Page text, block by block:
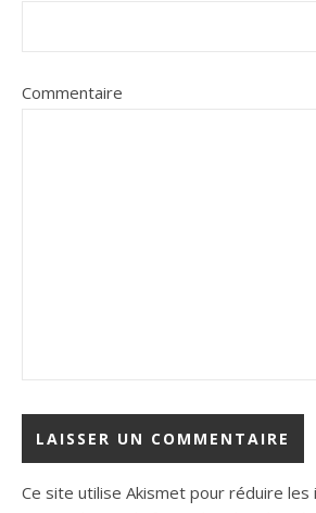
Commentaire
Ce site utilise Akismet pour réduire les